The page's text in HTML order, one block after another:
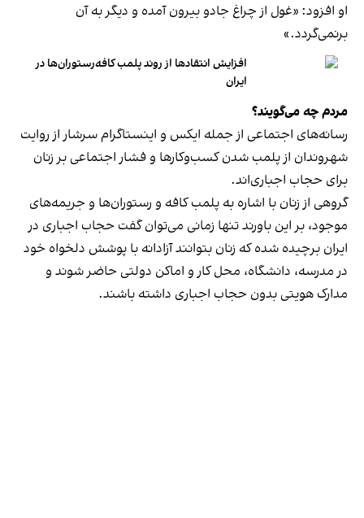
او افزود: «غول از چراغ جادو بیرون آمده و دیگر به آن
برنمی‎‌گردد.»
افزایش انتقادها از روند پلمب کافه‌رستوران‌ها در
ایران
مردم چه می‌گویند؟
رسانه‎‌های اجتماعی از جمله ایکس و اینستاگرام سرشار از روایت
شهروندان از پلمب شدن کسب‌وکارها و فشار اجتماعی بر زنان
برای حجاب اجباری‌اند.
گروهی از زنان با اشاره به پلمب کافه و رستوران‌ها و جریمه‌های
موجود، بر این باورند تنها زمانی می‌توان گفت حجاب اجباری در
ایران برچیده شده که زنان بتوانند آزادانه با پوشش دلخواه خود
در مدرسه، دانشگاه، محل کار و اماکن دولتی حاضر شوند و
مدارک هویتی بدون حجاب اجباری داشته باشند.